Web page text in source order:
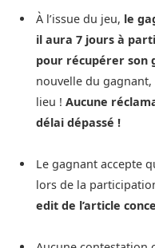
À l’issue du jeu, le
il aura 7 jours à
pour récupérer son
nouvelle du
lieu ! Aucune
délai dépassé !
Le gagnant accepte
lors de la
edit de l’article